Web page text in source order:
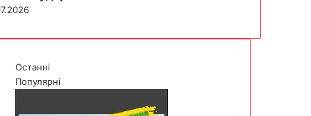
Останні
Популярні